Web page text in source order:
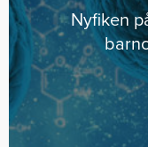
Nyfiken